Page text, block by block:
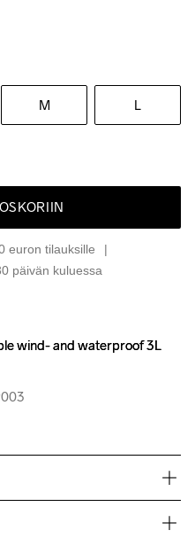
M L
euron tilauksille
päivän kuluessa
wind- and waterproof 3L
wind- and waterproof 3L
Polyester Sides: 100%